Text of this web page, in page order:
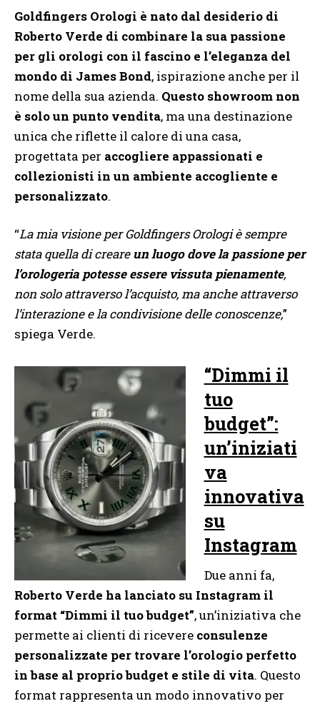
Goldfingers Orologi è nato dal desiderio di
Roberto Verde di combinare la sua passione
per gli orologi con il fascino e l’eleganza del
mondo di James Bond, ispirazione anche per il
nome della sua azienda. Questo showroom non
è solo un punto vendita, ma una destinazione
unica che riflette il calore di una casa,
progettata per accogliere appassionati e
collezionisti in un ambiente accogliente e
personalizzato.
“La mia visione per Goldfingers Orologi è sempre
stata quella di creare un luogo dove la passione per
l’orologeria potesse essere vissuta pienamente,
non solo attraverso l’acquisto, ma anche attraverso
l’interazione e la condivisione delle conoscenze,”
spiega Verde.
“Dimmi il
tuo
budget”:
un’iniziati
va
innovativa
su
Instagram
Due anni fa,
Roberto Verde ha lanciato su Instagram il
format “Dimmi il tuo budget”, un’iniziativa che
permette ai clienti di ricevere consulenze
personalizzate per trovare l’orologio perfetto
in base al proprio budget e stile di vita. Questo
format rappresenta un modo innovativo per